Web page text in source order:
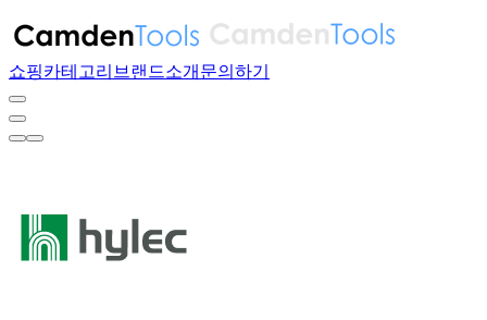
쇼핑카테고리 브랜드소개 문의하기